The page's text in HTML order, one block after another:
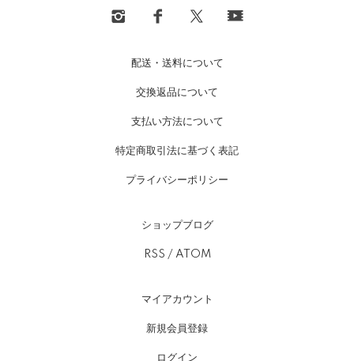
配送・送料について
交換返品について
支払い方法について
特定商取引法に基づく表記
プライバシーポリシー
ショップブログ
RSS / ATOM
マイアカウント
新規会員登録
ログイン